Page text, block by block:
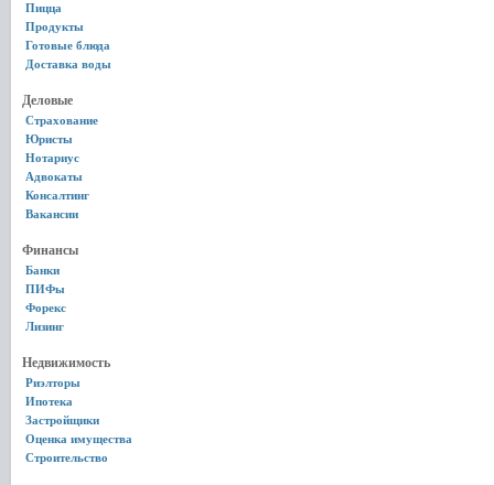
Пицца
Продукты
Готовые блюда
Доставка воды
Деловые
Страхование
Юристы
Нотариус
Адвокаты
Консалтинг
Вакансии
Финансы
Банки
ПИФы
Форекс
Лизинг
Недвижимость
Риэлторы
Ипотека
Застройщики
Оценка имущества
Строительство